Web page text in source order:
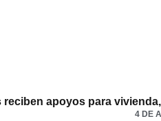
reciben apoyos para
4 DE